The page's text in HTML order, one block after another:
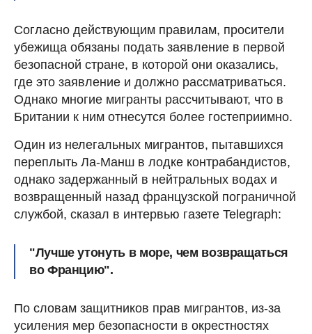
Согласно действующим правилам, просители
убежища обязаны подать заявление в первой
безопасной стране, в которой они оказались,
где это заявление и должно рассматриваться.
Однако многие мигранты рассчитывают, что в
Британии к ним отнесутся более гостеприимно.
Один из нелегальных мигрантов, пытавшихся
переплыть Ла-Манш в лодке контрабандистов,
однако задержанный в нейтральных водах и
возвращенный назад французской пограничной
службой, сказал в интервью газете Telegraph:
"Лучше утонуть в море, чем возвращаться
во Францию".
По словам защитников прав мигрантов, из-за
усиления мер безопасности в окрестностях